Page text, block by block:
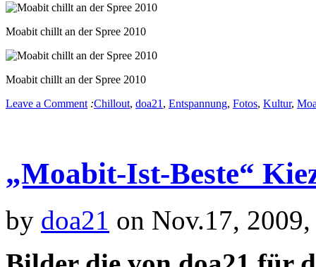
Moabit chillt an der Spree 2010
Moabit chillt an der Spree 2010
Leave a Comment :Chillout, doa21 , Entspannung, Fotos, Kultur,
„Moabit-Ist-Beste“
by doa21 on Nov.17,